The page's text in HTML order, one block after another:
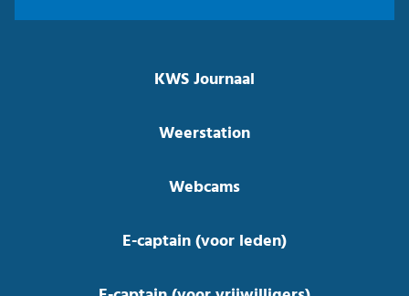
KWS Journaal
Weerstation
Webcams
E-captain (voor leden)